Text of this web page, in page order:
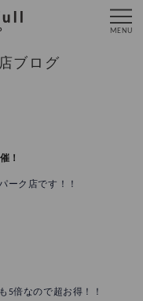
ブログ
！
ーク店です！！
5倍なので超お得！！